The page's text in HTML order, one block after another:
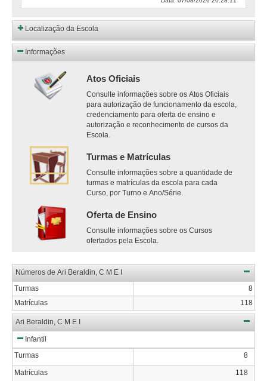
Localização da Escola
Informações
Atos Oficiais
Consulte informações sobre os Atos Oficiais
para autorização de funcionamento da escola,
credenciamento para oferta de ensino e
autorização e reconhecimento de cursos da
Escola.
Turmas e Matrículas
Consulte informações sobre a quantidade de
turmas e matrículas da escola para cada
Curso, por Turno e Ano/Série.
Oferta de Ensino
Consulte informações sobre os Cursos
ofertados pela Escola.
Números de Ari Beraldin, C M E I
Turmas
8
Matrículas
118
Ari Beraldin, C M E I
Infantil
Turmas
8
Matrículas 118